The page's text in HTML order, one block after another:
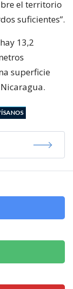
el territorio
suficientes”.
13,2
superficie